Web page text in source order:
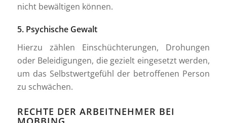
nicht bewältigen können.
5. Psychische Gewalt
Hierzu zählen Einschüchterungen, Drohungen
oder Beleidigungen, die gezielt eingesetzt werden,
um das Selbstwertgefühl der betroffenen Person
zu schwächen.
RECHTE DER ARBEITNEHMER BEI